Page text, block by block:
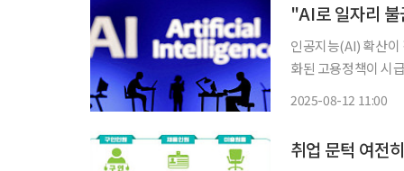
"AI로 일자리
인공지능(AI) 확산이
화된 고용정책이 시급하다는 주장이다. 산업연
2025-08-12 11:00
취업 문턱 여